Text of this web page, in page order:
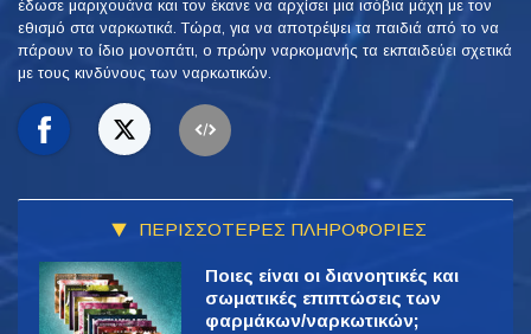
έδωσε μαριχουάνα και τον έκανε να αρχίσει μια ισόβια μάχη με τον
εθισμό στα ναρκωτικά. Τώρα, για να αποτρέψει τα παιδιά από το να
πάρουν το ίδιο μονοπάτι, ο πρώην ναρκομανής τα εκπαιδεύει σχετικά
με τους κινδύνους των ναρκωτικών.
ΠΕΡΙΣΣΟΤΕΡΕΣ ΠΛΗΡΟΦΟΡΙΕΣ
Ποιες είναι οι διανοητικές και
σωματικές επιπτώσεις των
φαρμάκων/ναρκωτικών;